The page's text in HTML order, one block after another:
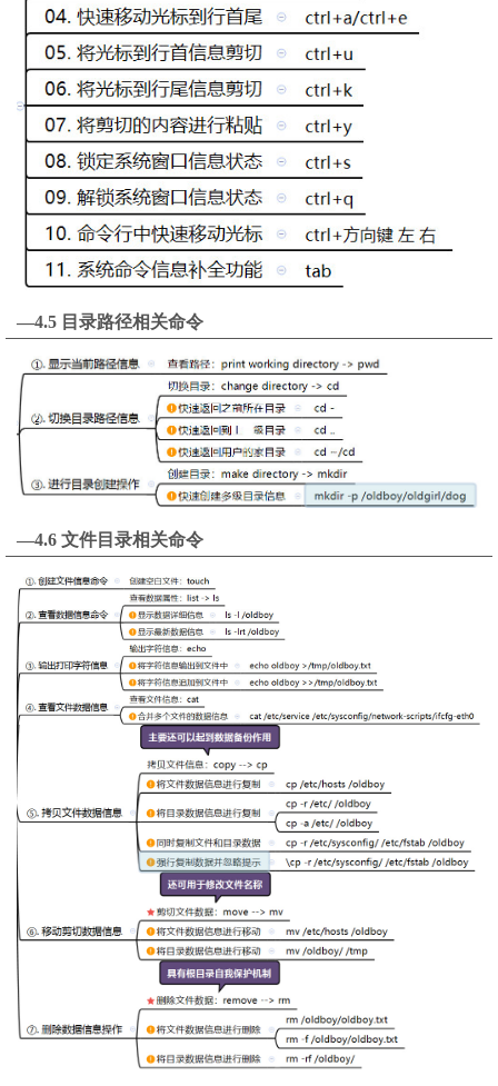
—4.5 目录路径相关命令
—4.6 文件目录相关命令